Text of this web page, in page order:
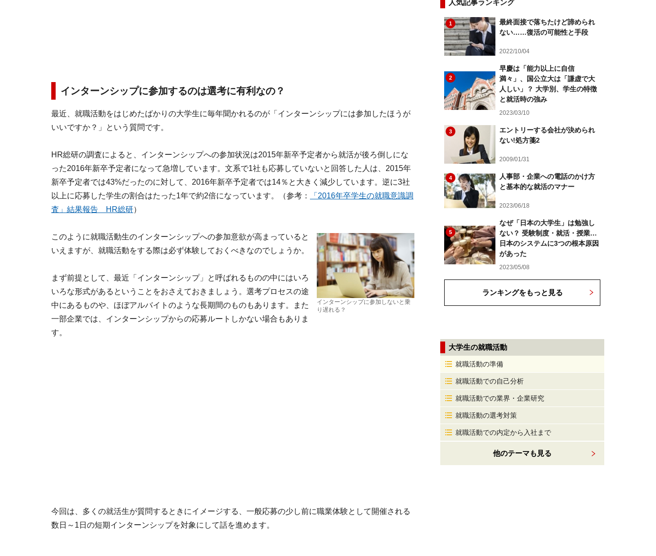
インターンシップに参加するのは選考に有利なの？
最近、就職活動をはじめたばかりの大学生に毎年聞かれるのが「インターンシップには参加したほうが
いいですか？」という質問です。
HR総研の調査によると、インターンシップへの参加状況は2015年新卒予定者から就活が後ろ倒しにな
った2016年新卒予定者になって急増しています。文系で1社も応募していないと回答した人は、2015年
新卒予定者では43%だったのに対して、2016年新卒予定者では14％と大きく減少しています。逆に3社
以上に応募した学生の割合はたった1年で約2倍になっています。（参考：
「2016年卒学生の就職意識調
査」結果報告 HR総研）
インターンシップに参加しないと乗
り遅れる？
このように就職活動生のインターンシップへの参加意欲が高まっていると
いえますが、就職活動をする際は必ず体験しておくべきなのでしょうか。
まず前提として、最近「インターンシップ」と呼ばれるものの中にはいろ
いろな形式があるということをおさえておきましょう。選考プロセスの途
中にあるものや、ほぼアルバイトのような長期間のものもあります。また
一部企業では、インターンシップからの応募ルートしかない場合もありま
す。
今回は、多くの就活生が質問するときにイメージする、一般応募の少し前に職業体験として開催される
数日～1日の短期インターンシップを対象にして話を進めます。
人気記事ランキング
1
最終面接で落ちたけど諦められ
ない……復活の可能性と手段
2022/10/04
2
早慶は「能力以上に自信
満々」、国公立大は「謙虚で大
人しい」？ 大学別、学生の特徴
と就活時の強み
2023/03/10
3
エントリーする会社が決められ
ない!処方箋2
2009/01/31
4
人事部・企業への電話のかけ方
と基本的な就活のマナー
2023/06/18
5
なぜ「日本の大学生」は勉強し
ない？ 受験制度・就活・授業…
日本のシステムに3つの根本原因
があった
2023/05/08
ランキングをもっと見る
大学生の就職活動
就職活動の準備
就職活動での自己分析
就職活動での業界・企業研究
就職活動の選考対策
就職活動での内定から入社まで
他のテーマも見る